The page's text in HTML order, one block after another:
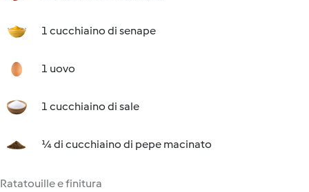
1 cucchiaino di senape
1 uovo
1 cucchiaino di sale
¼ di cucchiaino di pepe macinato
Ratatouille e finitura